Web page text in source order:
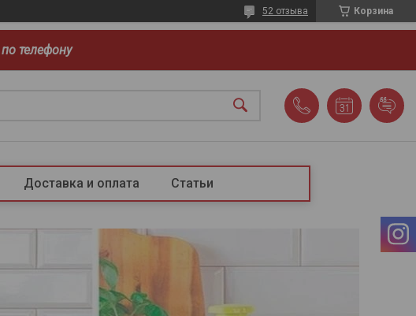
Корзина
52 отзыва
телефону
Доставка и оплата Статьи